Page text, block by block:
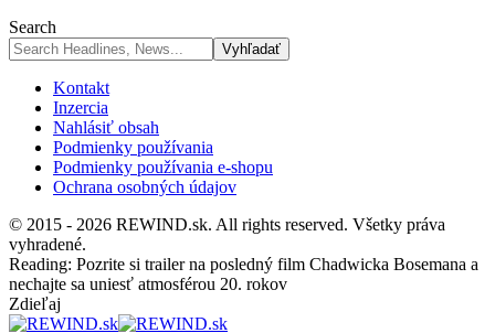
Search
Kontakt
Inzercia
Nahlásiť obsah
Podmienky používania
Podmienky používania e-shopu
Ochrana osobných údajov
© 2015 - 2026 REWIND.sk. All rights reserved. Všetky práva
vyhradené.
Reading: Pozrite si trailer na posledný film Chadwicka Bosemana a
nechajte sa uniesť atmosférou 20. rokov
Zdieľaj